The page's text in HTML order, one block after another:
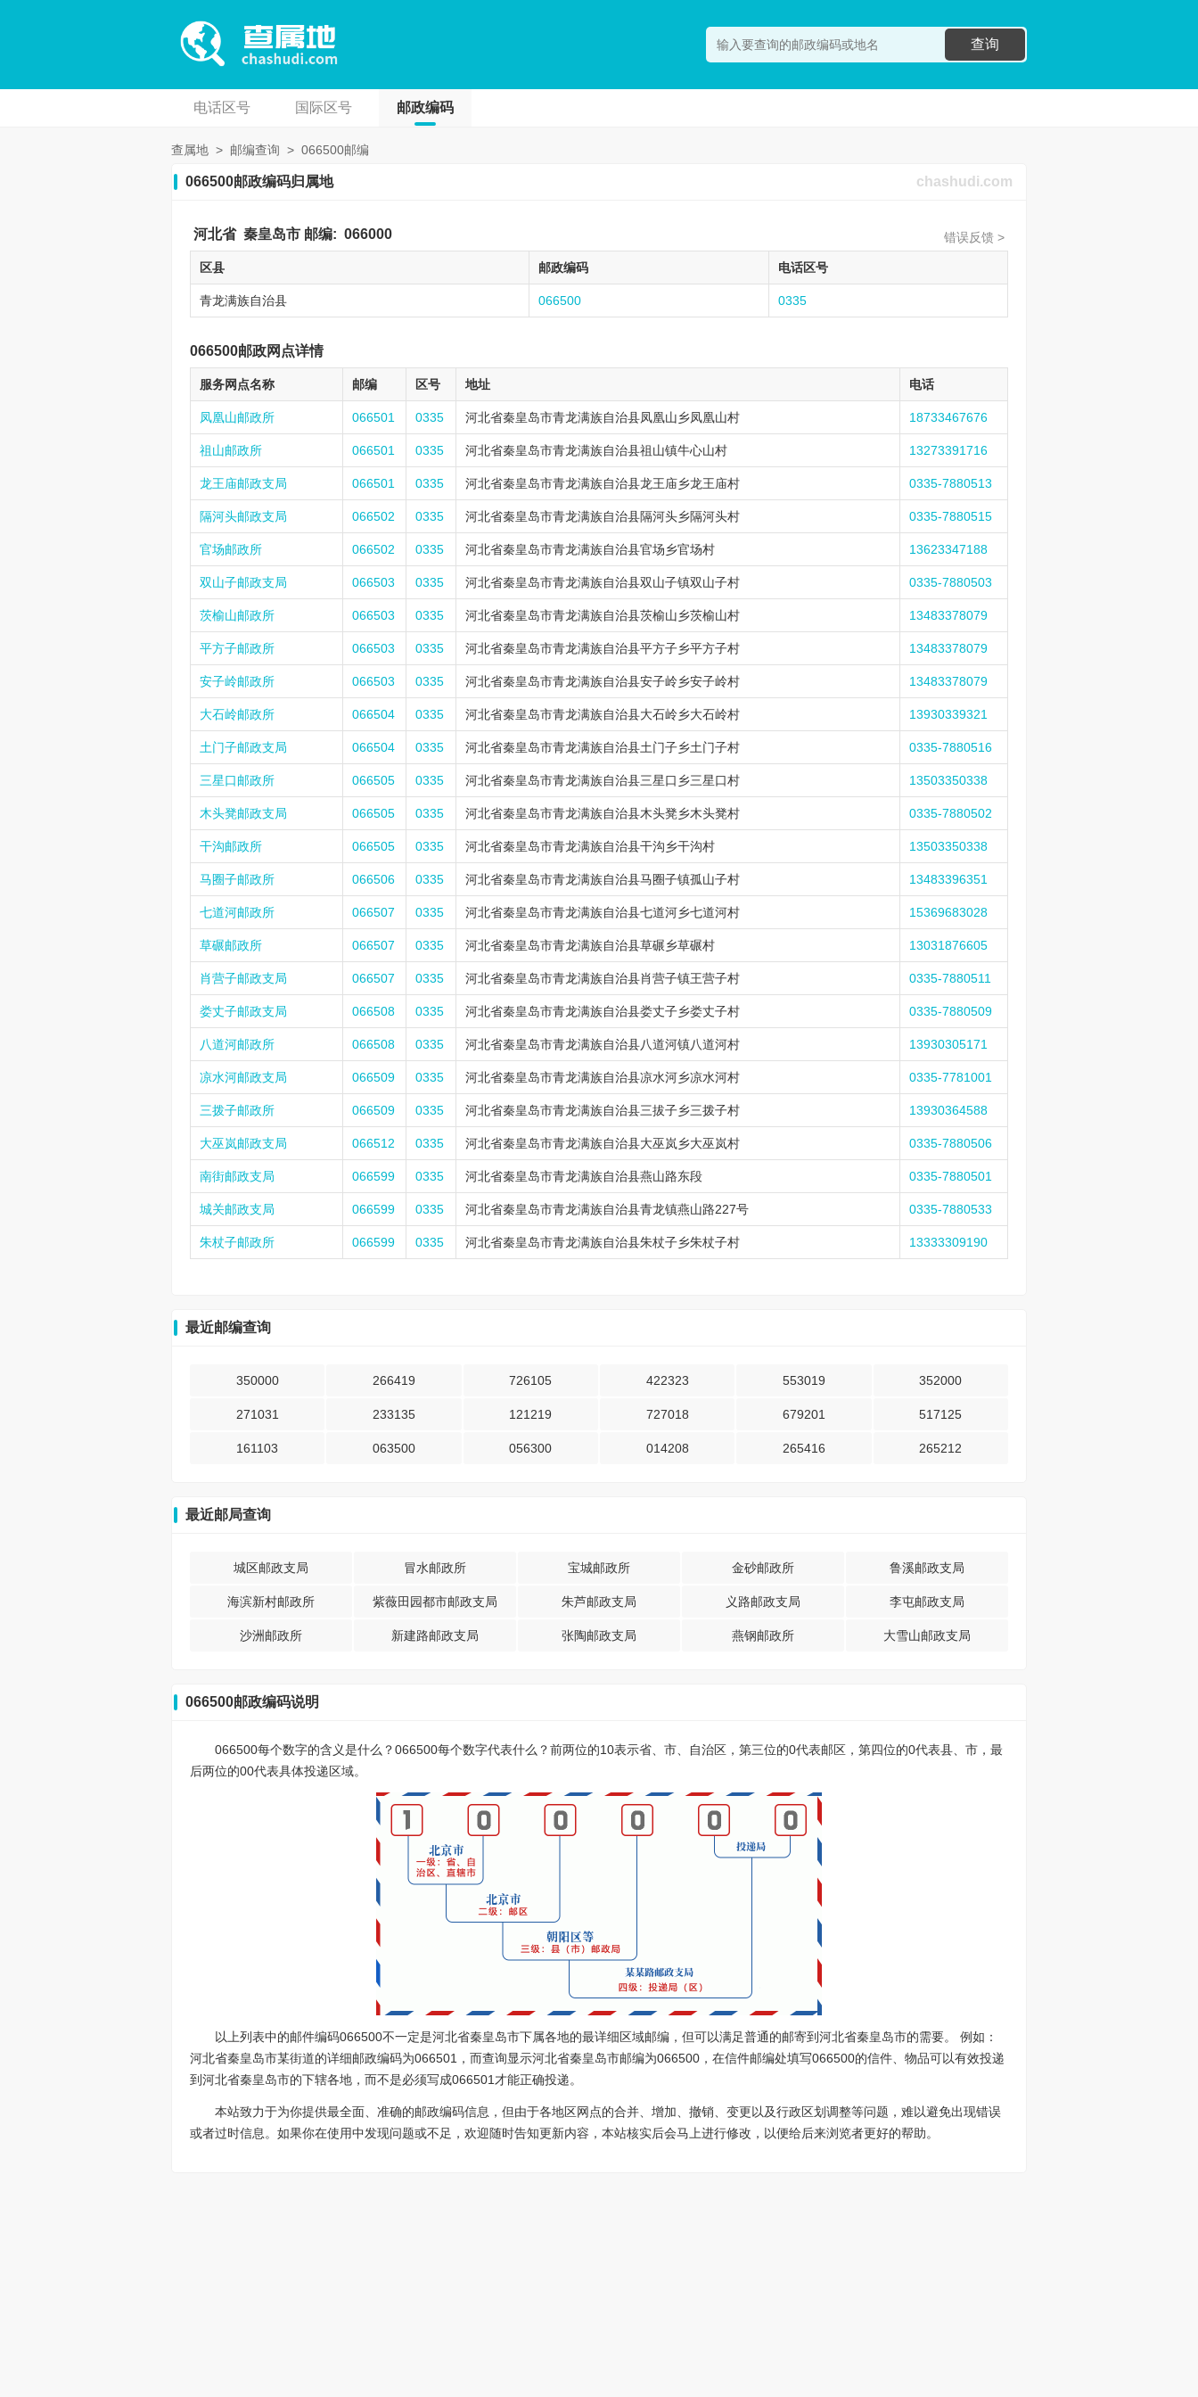
查询
电话区号 国际区号 邮政编码
查属地 > 邮编查询 > 066500邮编
066500邮政编码归属地 chashudi.com
河北省 秦皇岛市 邮编: 066000 错误反馈 >
区县 邮政编码 电话区号
青龙满族自治县 066500 0335
066500邮政网点详情
服务网点名称 邮编 区号 地址 电话
凤凰山邮政所 066501 0335 河北省秦皇岛市青龙满族自治县凤凰山乡凤凰山村 18733467676
祖山邮政所 066501 0335 河北省秦皇岛市青龙满族自治县祖山镇牛心山村 13273391716
龙王庙邮政支局 066501 0335 河北省秦皇岛市青龙满族自治县龙王庙乡龙王庙村 0335-7880513
隔河头邮政支局 066502 0335 河北省秦皇岛市青龙满族自治县隔河头乡隔河头村 0335-7880515
官场邮政所 066502 0335 河北省秦皇岛市青龙满族自治县官场乡官场村 13623347188
双山子邮政支局 066503 0335 河北省秦皇岛市青龙满族自治县双山子镇双山子村 0335-7880503
茨榆山邮政所 066503 0335 河北省秦皇岛市青龙满族自治县茨榆山乡茨榆山村 13483378079
平方子邮政所 066503 0335 河北省秦皇岛市青龙满族自治县平方子乡平方子村 13483378079
安子岭邮政所 066503 0335 河北省秦皇岛市青龙满族自治县安子岭乡安子岭村 13483378079
大石岭邮政所 066504 0335 河北省秦皇岛市青龙满族自治县大石岭乡大石岭村 13930339321
土门子邮政支局 066504 0335 河北省秦皇岛市青龙满族自治县土门子乡土门子村 0335-7880516
三星口邮政所 066505 0335 河北省秦皇岛市青龙满族自治县三星口乡三星口村 13503350338
木头凳邮政支局 066505 0335 河北省秦皇岛市青龙满族自治县木头凳乡木头凳村 0335-7880502
干沟邮政所 066505 0335 河北省秦皇岛市青龙满族自治县干沟乡干沟村 13503350338
马圈子邮政所 066506 0335 河北省秦皇岛市青龙满族自治县马圈子镇孤山子村 13483396351
七道河邮政所 066507 0335 河北省秦皇岛市青龙满族自治县七道河乡七道河村 15369683028
草碾邮政所 066507 0335 河北省秦皇岛市青龙满族自治县草碾乡草碾村 13031876605
肖营子邮政支局 066507 0335 河北省秦皇岛市青龙满族自治县肖营子镇王营子村 0335-7880511
娄丈子邮政支局 066508 0335 河北省秦皇岛市青龙满族自治县娄丈子乡娄丈子村 0335-7880509
八道河邮政所 066508 0335 河北省秦皇岛市青龙满族自治县八道河镇八道河村 13930305171
凉水河邮政支局 066509 0335 河北省秦皇岛市青龙满族自治县凉水河乡凉水河村 0335-7781001
三拨子邮政所 066509 0335 河北省秦皇岛市青龙满族自治县三拔子乡三拨子村 13930364588
大巫岚邮政支局 066512 0335 河北省秦皇岛市青龙满族自治县大巫岚乡大巫岚村 0335-7880506
南街邮政支局 066599 0335 河北省秦皇岛市青龙满族自治县燕山路东段 0335-7880501
城关邮政支局 066599 0335 河北省秦皇岛市青龙满族自治县青龙镇燕山路227号 0335-7880533
朱杖子邮政所 066599 0335 河北省秦皇岛市青龙满族自治县朱杖子乡朱杖子村 13333309190
最近邮编查询
350000 266419 726105 422323 553019 352000
271031 233135 121219 727018 679201 517125
161103 063500 056300 014208 265416 265212
最近邮局查询
城区邮政支局 冒水邮政所 宝城邮政所 金砂邮政所 鲁溪邮政支局
海滨新村邮政所 紫薇田园都市邮政支局 朱芦邮政支局 义路邮政支局 李屯邮政支局
沙洲邮政所 新建路邮政支局 张陶邮政支局 燕钢邮政所 大雪山邮政支局
066500邮政编码说明
066500每个数字的含义是什么？066500每个数字代表什么？前两位的10表示省、市、自治区，第三位的0代表邮区，第四位的0代表县、市，最
后两位的00代表具体投递区域。
以上列表中的邮件编码066500不一定是河北省秦皇岛市下属各地的最详细区域邮编，但可以满足普通的邮寄到河北省秦皇岛市的需要。 例如：
河北省秦皇岛市某街道的详细邮政编码为066501，而查询显示河北省秦皇岛市邮编为066500，在信件邮编处填写066500的信件、物品可以有效投递
到河北省秦皇岛市的下辖各地，而不是必须写成066501才能正确投递。
本站致力于为你提供最全面、准确的邮政编码信息，但由于各地区网点的合并、增加、撤销、变更以及行政区划调整等问题，难以避免出现错误
或者过时信息。如果你在使用中发现问题或不足，欢迎随时告知更新内容，本站核实后会马上进行修改，以便给后来浏览者更好的帮助。